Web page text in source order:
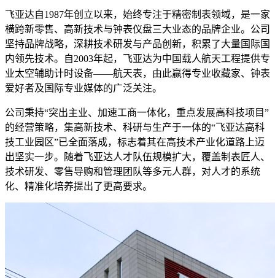
飞亚达自1987年创立以来，始终专注于精密制表领域，是一家
横跨新零售、高新技术与钟表仪盘三大业态的品牌企业。公司
坚持品牌战略，深耕技术研发与产品创新，积累了大量国际国
内领先技术。自2003年起，飞亚达为中国载人航天工程提供专
业太空辅助计时设备——航天表，由此赢得专业收藏家、钟表
爱好者及国际专业媒体的广泛关注。
公司秉持“突出主业、加速工商一体化，重点发展高科技项目”
的经营策略，集高新技术、科研与生产于一体的“飞亚达高科
技工业园区”已全面落成，标志着其在高技术产业化道路上迈
出坚实一步。随着飞亚达人才队伍规模扩大，覆盖制表匠人、
技术研发、零售导购和管理团队等多元人群，对人才的系统
化、精准化培养提出了更高要求。